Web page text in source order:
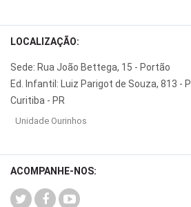
LOCALIZAÇÃO:
Sede: Rua João Bettega, 15 - Portão
Ed. Infantil: Luiz Parigot de Souza, 813 -
Curitiba - PR
Unidade Ourinhos
ACOMPANHE-NOS: